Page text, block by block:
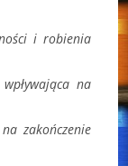
i robienia
na
zakończenie